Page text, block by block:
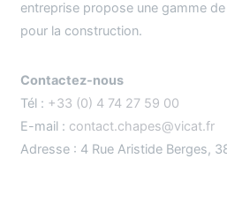
entreprise propose une gamme
pour la construction.
Contactez-nous
Tél : +33 (0) 4 74 27 59 00
E-mail : contact.chapes@vicat.fr
Adresse : 4 Rue Aristide Berges,